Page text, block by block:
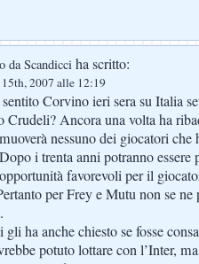
da Scandicci ha scritto:
2007 alle 12:19
Corvino ieri sera su Italia
Crudeli? Ancora una volta ha
nessuno dei giocatori
i trenta anni potranno essere
favorevoli per il
per Frey e Mutu non se
gli ha anche chiesto se fosse
potuto lottare con l’Inter,